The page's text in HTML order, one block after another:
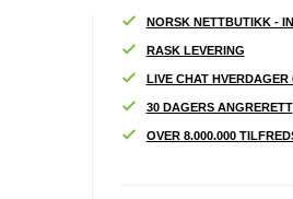
NORSK NETTBUTIKK -
RASK LEVERING
LIVE CHAT
30 DAGERS ANGRERETT
OVER 8.000.000